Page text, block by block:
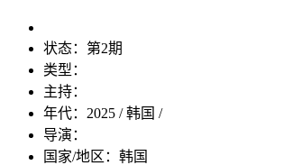
状态： 第2期
类型：
主持：
年代： 2025 / 韩国 /
导演：
国家/地区： 韩国